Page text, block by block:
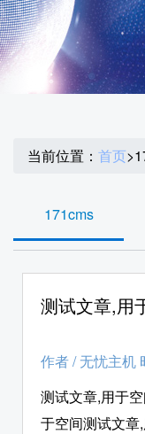
当前位置： 首页>
171cms
测试文章,用
作者/无忧主机
测试文章,用于
于空间测试文章